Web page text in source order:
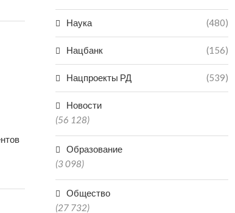
Наука (480)
Нацбанк (156)
Нацпроекты РД (539)
Новости
(56 128)
Образование
(3 098)
Общество
(27 732)